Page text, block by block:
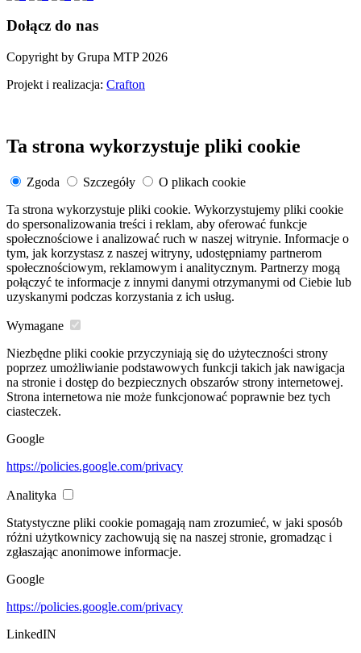
Dołącz do nas
Copyright by Grupa MTP 2026
Projekt i realizacja: Crafton
Ta strona wykorzystuje pliki cookie
Zgoda Szczegóły
O plikach cookie
Ta strona wykorzystuje pliki cookie. Wykorzystujemy pliki cookie
do spersonalizowania treści i reklam, aby oferować funkcje
społecznościowe i analizować ruch w naszej witrynie. Informacje o
tym, jak korzystasz z naszej witryny, udostępniamy partnerom
społecznościowym, reklamowym i analitycznym. Partnerzy mogą
połączyć te informacje z innymi danymi otrzymanymi od Ciebie lub
uzyskanymi podczas korzystania z ich usług.
Wymagane
Niezbędne pliki cookie przyczyniają się do użyteczności strony
poprzez umożliwianie podstawowych funkcji takich jak nawigacja
na stronie i dostęp do bezpiecznych obszarów strony internetowej.
Strona internetowa nie może funkcjonować poprawnie bez tych
ciasteczek.
Google
https://policies.google.com/privacy
Analityka
Statystyczne pliki cookie pomagają nam zrozumieć, w jaki sposób
różni użytkownicy zachowują się na naszej stronie, gromadząc i
zgłaszając anonimowe informacje.
Google
https://policies.google.com/privacy
LinkedIN